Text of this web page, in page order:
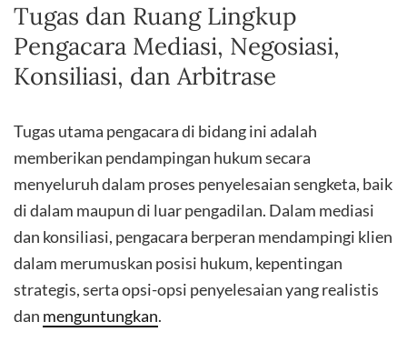
Tugas dan Ruang Lingkup
Pengacara Mediasi, Negosiasi,
Konsiliasi, dan Arbitrase
Tugas utama pengacara di bidang ini adalah
memberikan pendampingan hukum secara
menyeluruh dalam proses penyelesaian sengketa, baik
di dalam maupun di luar pengadilan. Dalam mediasi
dan konsiliasi, pengacara berperan mendampingi klien
dalam merumuskan posisi hukum, kepentingan
strategis, serta opsi-opsi penyelesaian yang realistis
dan menguntungkan.